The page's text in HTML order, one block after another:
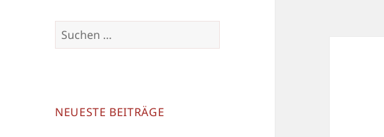
Suchen
nach:
NEUESTE BEITRÄGE